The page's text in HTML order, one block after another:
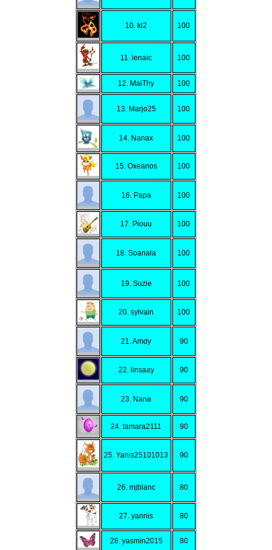
10. kl2 100
11. lenaic 100
12. MaiThy 100
13. Marjo25 100
14. Nanax 100
15. Oxeanos 100
16. Papa 100
17. Piouu 100
18. Soanala 100
19. Suzie 100
20. sylvain 100
21. Amdy 90
22. linsaay 90
23. Nana 90
24. tamara2111 90
25. Yanis25101013 90
26. mjblanc 80
27. yannis 80
28. yasmin2015 80